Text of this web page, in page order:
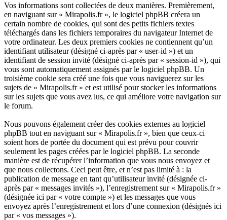
Vos informations sont collectées de deux manières. Premièrement,
en naviguant sur « Mirapolis.fr », le logiciel phpBB créera un
certain nombre de cookies, qui sont des petits fichiers textes
téléchargés dans les fichiers temporaires du navigateur Internet de
votre ordinateur. Les deux premiers cookies ne contiennent qu’un
identifiant utilisateur (désigné ci-après par « user-id ») et un
identifiant de session invité (désigné ci-après par « session-id »), qui
vous sont automatiquement assignés par le logiciel phpBB. Un
troisième cookie sera créé une fois que vous naviguerez sur les
sujets de « Mirapolis.fr » et est utilisé pour stocker les informations
sur les sujets que vous avez lus, ce qui améliore votre navigation sur
le forum.
Nous pouvons également créer des cookies externes au logiciel
phpBB tout en naviguant sur « Mirapolis.fr », bien que ceux-ci
soient hors de portée du document qui est prévu pour couvrir
seulement les pages créées par le logiciel phpBB. La seconde
manière est de récupérer l’information que vous nous envoyez et
que nous collectons. Ceci peut être, et n’est pas limité à : la
publication de message en tant qu’utilisateur invité (désignée ci-
après par « messages invités »), l’enregistrement sur « Mirapolis.fr »
(désignée ici par « votre compte ») et les messages que vous
envoyez après l’enregistrement et lors d’une connexion (désignés ici
par « vos messages »).